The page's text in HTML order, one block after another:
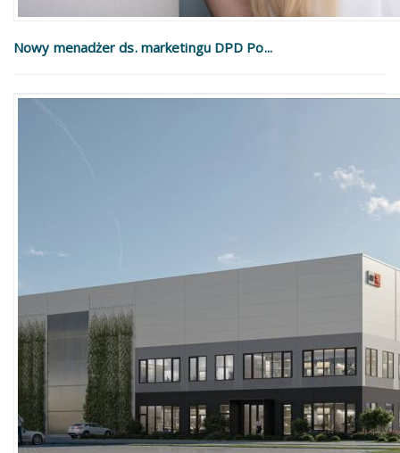
Nowy menadżer ds. marketingu DPD Po...